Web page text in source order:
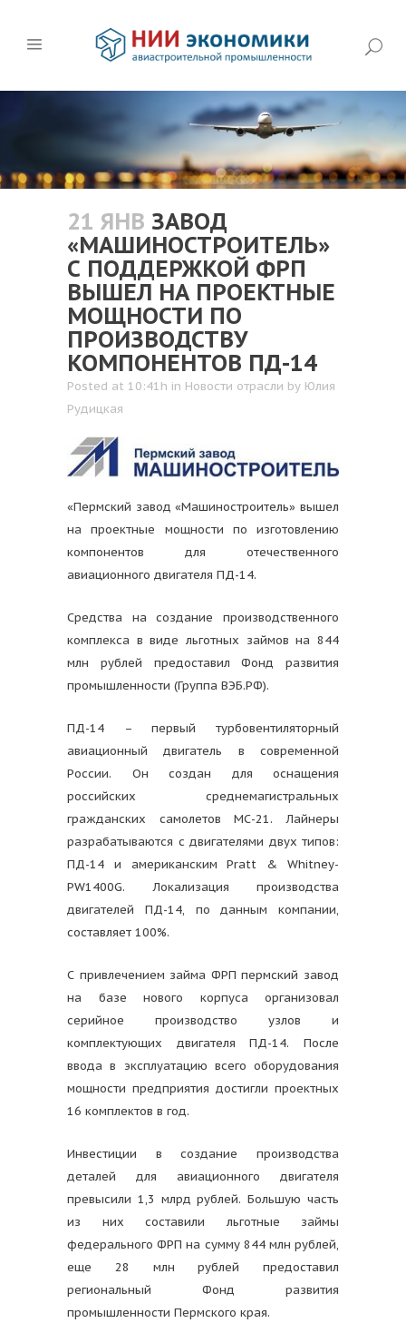
21 ЯНВ ЗАВОД
«МАШИНОСТРОИТЕЛЬ»
С ПОДДЕРЖКОЙ ФРП
ВЫШЕЛ НА ПРОЕКТНЫЕ
МОЩНОСТИ ПО
ПРОИЗВОДСТВУ
КОМПОНЕНТОВ ПД-14
Posted at 10:41h in Новости отрасли by Юлия
Рудицкая
«Пермский завод «Машиностроитель» вышел
на проектные мощности по изготовлению
компонентов для отечественного
авиационного двигателя ПД-14.
Средства на создание производственного
комплекса в виде льготных займов на 844
млн рублей предоставил Фонд развития
промышленности (Группа ВЭБ.РФ).
ПД-14 – первый турбовентиляторный
авиационный двигатель в современной
России. Он создан для оснащения
российских среднемагистральных
гражданских самолетов МС-21. Лайнеры
разрабатываются с двигателями двух типов:
ПД-14 и американским Pratt & Whitney-
PW1400G. Локализация производства
двигателей ПД-14, по данным компании,
составляет 100%.
С привлечением займа ФРП пермский завод
на базе нового корпуса организовал
серийное производство узлов и
комплектующих двигателя ПД-14. После
ввода в эксплуатацию всего оборудования
мощности предприятия достигли проектных
16 комплектов в год.
Инвестиции в создание производства
деталей для авиационного двигателя
превысили 1,3 млрд рублей. Большую часть
из них составили льготные займы
федерального ФРП на сумму 844 млн рублей,
еще 28 млн рублей предоставил
региональный Фонд развития
промышленности Пермского края.